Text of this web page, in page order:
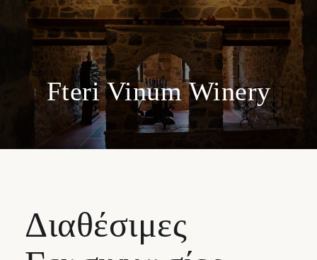
Fteri Vinum Winery
Διαθέσιμες